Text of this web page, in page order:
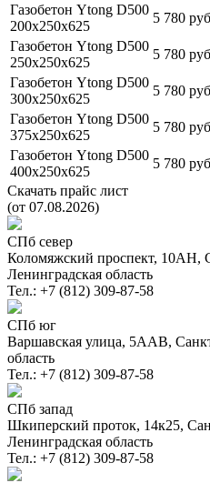
Газобетон Ytong D500
200х250х625
5 780
Газобетон Ytong D500
250х250х625
5 780
Газобетон Ytong D500
300х250х625
5 780
Газобетон Ytong D500
375х250х625
5 780
Газобетон Ytong D500
400х250х625
5 780
Скачать прайс лист
(от 07.08.2026)
СПб север
Коломяжский проспект, 10АН,
Ленинградская область
Тел.: +7 (812) 309-87-58
СПб юг
Варшавская улица, 5ААВ,
область
Тел.: +7 (812) 309-87-58
СПб запад
Шкиперский проток, 14к25,
Ленинградская область
Тел.: +7 (812) 309-87-58